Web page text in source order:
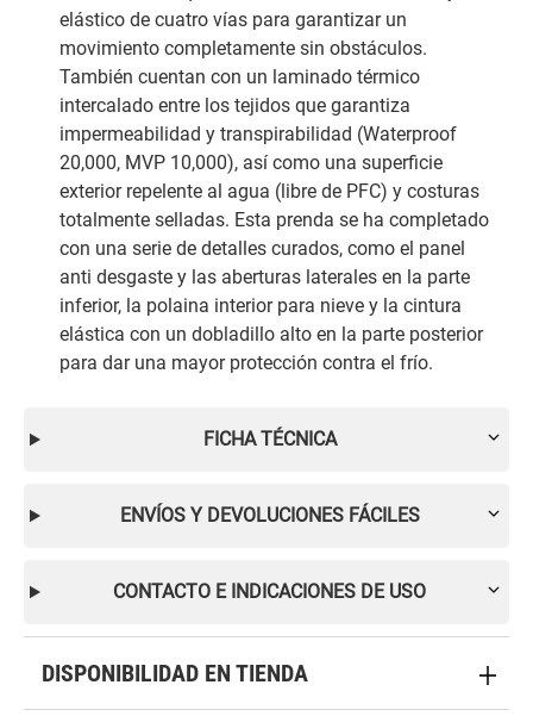
elástico de cuatro vías para garantizar un
movimiento completamente sin obstáculos.
También cuentan con un laminado térmico
intercalado entre los tejidos que garantiza
impermeabilidad y transpirabilidad (Waterproof
20,000, MVP 10,000), así como una superficie
exterior repelente al agua (libre de PFC) y costuras
totalmente selladas. Esta prenda se ha completado
con una serie de detalles curados, como el panel
anti desgaste y las aberturas laterales en la parte
inferior, la polaina interior para nieve y la cintura
elástica con un dobladillo alto en la parte posterior
para dar una mayor protección contra el frío.
FICHA TÉCNICA
ENVÍOS Y DEVOLUCIONES FÁCILES
CONTACTO E INDICACIONES DE USO
DISPONIBILIDAD EN TIENDA